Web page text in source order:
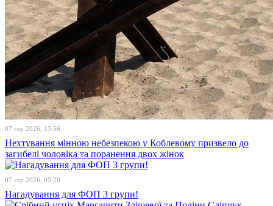
07 сер 2026, 13:56
Нехтування мінною небезпекою у Коблевому призвело до
загибелі чоловіка та поранення двох жінок
07 сер 2026, 09:20
Нагадування для ФОП 3 групи!